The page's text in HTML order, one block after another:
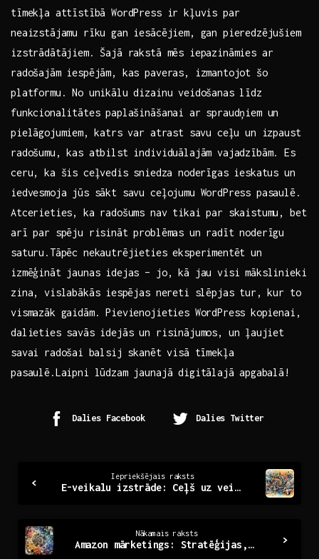
tīmekļa attīstībā WordPress‍ ir kļuvis par
neaizstājamu rīku gan ‍iesācējiem, gan pieredzējušiem
izstrādātājiem. Šajā rakstā mēs iepazināmies ar
radošajām iespējām, kas paveras, izmantojot šo
platformu. No‍ unikālu dizainu veidošanas līdz
funkcionalitātes paplašināšanai ar spraudņiem un
pielāgojumiem,⁣ katrs var atrast savu ceļu un ‌izpaust
radošumu, kas atbilst individuālajām vajadzībām. Es
ceru, ka šis ceļvedis⁤ sniedza noderīgas ieskatus un
iedvesmoja jūs sākt savu ceļojumu WordPress pasaulē.
Atcerieties, ka radošums nav tikai par skaistumu,⁢ bet
arī par spēju risināt problēmas un radīt noderīgu
saturu.Tāpēc ‌nekautrējieties eksperimentēt‍ un
izmēģināt jaunas idejas – jo, kā jau visi mākslinieki
zina,​ vislabākās⁢ iespējas nereti slēpjas tur, kur to
vismazāk gaidām. Pievienojieties WordPress ⁢kopienai,
dalieties savās idejās un risinājumos, un ⁣ļaujiet
savai radošai ⁢balsij skanēt ​visā tīmekļa
pasaulē.Laipni lūdzam jaunajā digitālajā⁢ apgabalā!
Dalies Facebook Dalies Twitter
Reading
Iepriekšējais raksts
E-veikalu izstrāde: Ceļš uz veiksmīgu tiešsaistes biznesu
Nākamais raksts
Amazon mārketings: Stratēģijas, kas veicina panākumus